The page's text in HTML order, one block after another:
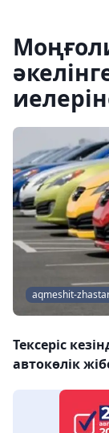
aqmeshit-
Тексеріс
автокөлік